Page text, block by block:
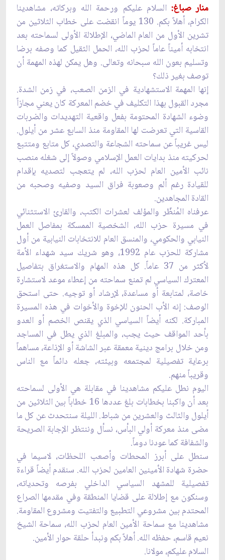
منار صباغ:السلام عليكم ورحمة الله وبركاته، مشاهدينا
الكرام، أهلاً بكم. 130 يوماً انقضت على خطاب الثلاثين من
تشرين الأول من العام الماضي، الإطلالة الأولى لسماحته بعد
انتخابه أميناً عاماً لحزب الله، الحمل الثقيل كما وصفه برضا
وتسليم بعون الله سبحانه وتعالى. وهل يمكن لهذه المهمة أن
توصف بغير ذلك؟
إنها المهمة الاستشهادية في الزمن الصعب، في زمن الشدة.
مجرد القبول بهذا التكليف في خضم المعركة كان يعني مجازاً
وضوء الشهادة المحتومة بفعل واقعية التهديدات والضربات
القاسية التي تعرضت لها المقاومة منذ السابع عشر من أيلول.
ليس غريباً عن سماحته الشجاعة والتصدي، كل متابع ومتتبع
لحركيته منذ بدايات العمل الإسلامي وصولاً إلى شغله منصب
نائب الأمين العام لحزب الله، لم يتعجب لتصديه بإقدام
للقيادة رغم ألم وصعوبة فراق السيد وصفيه وصحبه من
القادة المجاهدين.
عرفناه المُنظّر والمؤلف لعشرات الكتب، والقارئ الاستثنائي
في مسيرة حزب الله، الشخصية الممسكة بمفاصل العمل
النيابي والحكومي، والمنسق العام للانتخابات النيابية من أول
مشاركة للحزب عام 1992، وهو شريك سيد شهداء الأمة
لأكثر من 37 عاماً. كل هذه المهام والاستغراق بتفاصيل
المعترك السياسي لم تمنع سماحته من إعطاء موعد لاستشارة
خاصة، لمتابعة أو مساعدة، لإرشاد أو توجيه. حتى استحق
الوصف: إنه الأب الحنون للإخوة والأخوات في هذه المسيرة
المباركة. لكنه أيضاً السياسي الذي يقنص الخصم أو العدو
بأحد المواقف حيث يجب، والمبلغ الذي يطل في المساجد
ومن خلال برامج دينية معمقة عبر الشاشة أو الإذاعة، مساهماً
برعاية تفصيلية لمجتمعه وبيئته، جعله دائماً مع الناس
وقريباً منهم.
اليوم نطل عليكم مشاهدينا في مقابلة هي الأولى لسماحته
بعد أن واكبنا بخطابات بلغ عددها 16 خطاباً بين الثلاثين من
أيلول والثالث والعشرين من شباط. الليلة سنتحدث عن كل ما
مضى منذ معركة أولي البأس، نسأل وننتظر الإجابة الصريحة
والشفافة كما عودنا دوماً.
سنطل على أبرز المحطات وأصعب اللحظات، لاسيما في
حضرة شهادة الأمينين العامين لحزب الله. سنقدم أيضاً قراءة
تفصيلية للمشهد السياسي الداخلي بفرصه وتحدياته،
وسنكون مع إطلالة على قضايا المنطقة وفي مقدمها الصراع
المحتدم بين مشروعي التطبيع والتفتيت ومشروع المقاومة.
مشاهدينا مع سماحة الأمين العام لحزب الله، سماحة الشيخ
نعيم قاسم، حفظه الله. أهلاً بكم ونبدأ حلقة حوار الأمين.
السلام عليكم، مولانا.